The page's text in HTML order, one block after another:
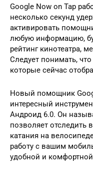
Google Now on Tap
несколько секунд
активировать
любую информацию,
рейтинг кинотеатра,
Следует понимать,
которые сейчас
Новый помощник
интересный
Андроид 6.0. Он
позволяет отследить
катания на
работу с вашим
удобной и